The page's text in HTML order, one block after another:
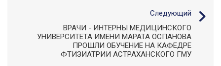
Следующий
ВРАЧИ - ИНТЕРНЫ МЕДИЦИНСКОГО
УНИВЕРСИТЕТА ИМЕНИ МАРАТА ОСПАНОВА
ПРОШЛИ ОБУЧЕНИЕ НА КАФЕДРЕ
ФТИЗИАТРИИ АСТРАХАНСКОГО ГМУ